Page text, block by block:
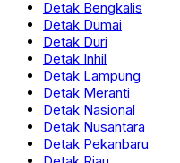
Detak Bengkalis
Detak Dumai
Detak Duri
Detak Inhil
Detak Lampung
Detak Meranti
Detak Nasional
Detak Nusantara
Detak Pekanbaru